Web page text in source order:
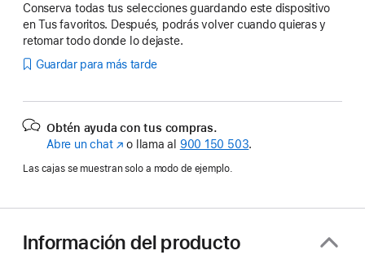
Conserva todas tus selecciones guardando este dispositivo
en Tus favoritos. Después, podrás volver cuando quieras y
retomar todo donde lo dejaste.
Guardar para más tarde
Obtén ayuda con tus compras.
Abre un chat(Se
abre
ventana
o llama al 900 150 503.
Las cajas se muestran solo a modo de ejemplo.
Información del producto